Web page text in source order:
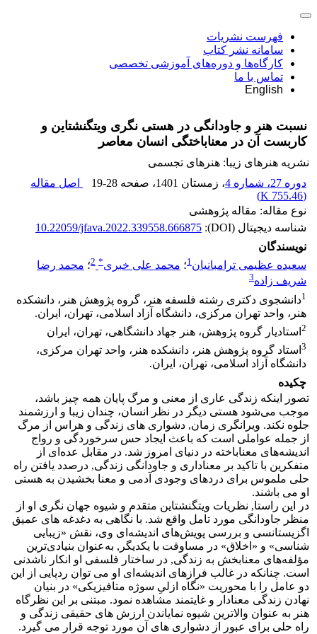
فهرست نشریات
سامانه نشر کتاب
کارگاه‌ها و دوره‌های آموزشی تخصصی
تماس با ما
English
نسبت هنر و جاودانگی در هستی نگری ویتگنشتاین و
کاربست آن در معناباختگی انسان معاصر
نشریه هنرهای زیبا: هنرهای تجسمی
دوره 27، شماره 4
، زمستان 1401 ، صفحه 19-28
اصل مقاله
(
755.46 K
)
نوع مقاله: مقاله پژوهشی
شناسه دیجیتال (DOI):
10.22059/jfava.2022.339558.666875
نویسندگان
سعیده عظیمی ترامبانیان1؛ محمد علی خبری*
2؛ محمد رضا
شریف زاده3
1دانشجوی دکتری رشته فلسفه هنر، گروه پژوهش هنر، دانشکده
هنر، واحد تهران مرکزی، دانشگاه آزاد اسلامی، تهران، ایران.
2 استادیار گروه پژوهش، هنر جهاد دانشگاهی، تهران، ایران
3 استاد گروه پژوهش هنر، دانشکده هنر، واحد تهران مرکزی،
دانشگاه آزاد اسلامی، تهران، ایران.
چکیده
تصور اینکه زندگی عاری از معنی و مرگ پایان همه چیز باشد،
موجب می‌شود هستی دیگر در نظر انسان، چندان زیبا و ارزشمند
جلوه نکند. ویرانگری زمان, دشواری های زندگی و هراس از مرگ
از جمله عواملی است که باعث ایجاد حس سرخوردگی و رواج
اندیشه‌های معناباخته در دنیای امروز شد. در‌ ‌‏مقابل عده‌ای از
متفکرین با تاکید بر معناداری و جاودانگی زندگی, درصدد یافتن راه
حلی ملموس برای دردهای وجودی آدمی و معنا بخشیدن به هستی
او می باشند.
در این راستا, نظریات ویتگنشتاین متقدم و شیوه جهان نگری او از
منظر جاودانگی مورد تامل واقع شد. با نگاهی به دغدغه های عمیق
اگزیستانسی و بررسی پویش‌های اندیشه‌ای وی، نقش «زیبایی
شناسی» و «اخلاق» در مساوقت با یکدیگر, به‌عنوان بنیادی‌ترین
مؤلفه‌های معنابخش به زندگی, در ساختار فلسفی او انکار ناشدنی
است. چنانکه در غالب فرازهای اندیشه‌ای او می توان ردپایی از این
دو عامل را با محوریت «نگاه ازلیِ سوژه متافیزیکی» در بنیان
نهادن زندگی معنادار و غایتمند مشاهده نمود. مبتنی بر این نظرگاه
هنر به عنوان والاترین شیوه نمایاندن ارزش های حقیقی زندگی و
راه حلی برای عبور از دشواری های آن مورد توجه قرار می گیرد.